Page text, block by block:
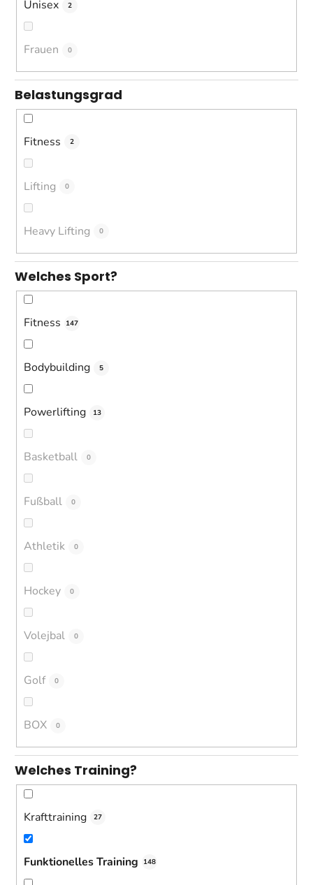
Unisex 2
Frauen 0
Belastungsgrad
Fitness 2
Lifting 0
Heavy Lifting 0
Welches Sport?
Fitness 147
Bodybuilding 5
Powerlifting 13
Basketball 0
Fußball 0
Athletik 0
Hockey 0
Volejbal 0
Golf 0
BOX 0
Welches Training?
Krafttraining 27
Funktionelles Training 148